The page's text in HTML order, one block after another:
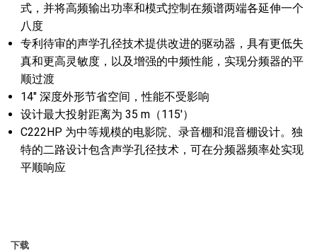
式，并将高频输出功率和模式控制在频谱两端各延伸一个
八度
专利待审的声学孔径技术提供改进的驱动器，具有更低失
真和更高灵敏度，以及增强的中频性能，实现分频器的平
顺过渡
14" 深度外形节省空间，性能不受影响
设计最大投射距离为 35 m（115'）
C222HP 为中等规模的电影院、录音棚和混音棚设计。独
特的二路设计包含声学孔径技术，可在分频器频率处实现
平顺响应
下载